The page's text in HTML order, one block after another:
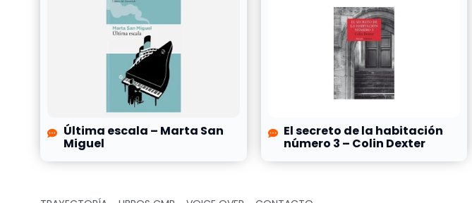
Última escala – Marta San
Miguel
El secreto de la habitación
número 3 – Colin Dexter